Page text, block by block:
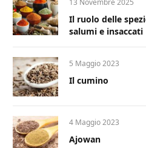
13 Novembre 2025
Il ruolo delle
salumi e insaccati
5 Maggio 2023
Il cumino
4 Maggio 2023
Ajowan